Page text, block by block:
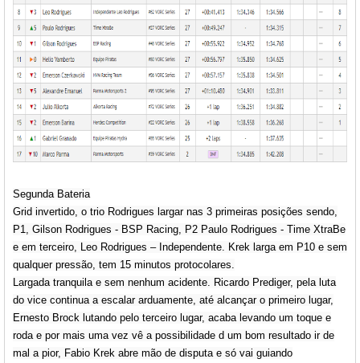
Segunda Bateria
Grid invertido, o trio Rodrigues largar nas 3 primeiras posições sendo,
P1, Gilson Rodrigues - BSP Racing, P2 Paulo Rodrigues - Time XtraBe
e em terceiro, Leo Rodrigues – Independente. Krek larga em P10 e sem
qualquer pressão, tem 15 minutos protocolares.
Largada tranquila e sem nenhum acidente. Ricardo Prediger, pela luta
do vice continua a escalar arduamente, até alcançar o primeiro lugar,
Ernesto Brock lutando pelo terceiro lugar, acaba levando um toque e
roda e por mais uma vez vê a possibilidade d um bom resultado ir de
mal a pior, Fabio Krek abre mão de disputa e só vai guiando